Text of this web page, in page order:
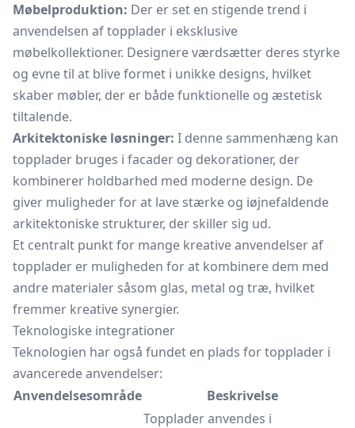
Møbelproduktion: Der er set en stigende trend i
anvendelsen af topplader i eksklusive
møbelkollektioner. Designere værdsætter deres styrke
og evne til at blive formet i unikke designs, hvilket
skaber møbler, der er både funktionelle og æstetisk
tiltalende.
Arkitektoniske løsninger: I denne sammenhæng kan
topplader bruges i facader og dekorationer, der
kombinerer holdbarhed med moderne design. De
giver muligheder for at lave stærke og iøjnefaldende
arkitektoniske strukturer, der skiller sig ud.
Et centralt punkt for mange kreative anvendelser af
topplader er muligheden for at kombinere dem med
andre materialer såsom glas, metal og træ, hvilket
fremmer kreative synergier.
Teknologiske integrationer
Teknologien har også fundet en plads for topplader i
avancerede anvendelser:
Anvendelsesområde
Beskrivelse
Topplader anvendes i